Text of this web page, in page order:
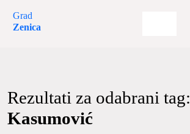
Grad
Zenica
Rezultati za odabrani tag:
Kasumović